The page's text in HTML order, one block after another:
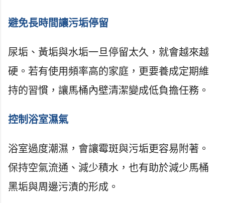
避免長時間讓污垢停留
尿垢、黃垢與水垢一旦停留太久，就會越來越
硬。若有使用頻率高的家庭，更要養成定期維
持的習慣，讓馬桶內壁清潔變成低負擔任務。
控制浴室濕氣
浴室過度潮濕，會讓霉斑與污垢更容易附著。
保持空氣流通、減少積水，也有助於減少馬桶
黑垢與周邊污漬的形成。